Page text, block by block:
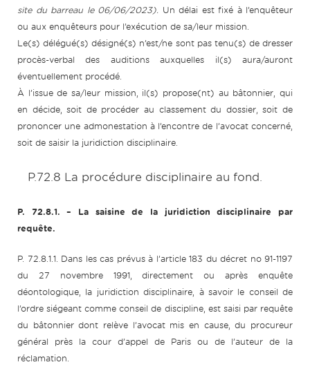
site du barreau le 06/06/2023). Un délai est fixé à l’enquêteur
ou aux enquêteurs pour l’exécution de sa/leur mission.
Le(s) délégué(s) désigné(s) n’est/ne sont pas tenu(s) de dresser
procès-verbal des auditions auxquelles il(s) aura/auront
éventuellement procédé.
À l’issue de sa/leur mission, il(s) propose(nt) au bâtonnier, qui
en décide, soit de procéder au classement du dossier, soit de
prononcer une admonestation à l’encontre de l’avocat concerné,
soit de saisir la juridiction disciplinaire.
P.72.8 La procédure disciplinaire au fond.
P. 72.8.1.
– La saisine de la juridiction disciplinaire par
requête.
P. 72.8.1.1. Dans les cas prévus à l’article 183 du décret no 91-1197
du 27 novembre 1991, directement ou après enquête
déontologique, la juridiction disciplinaire, à savoir le conseil de
l’ordre siégeant comme conseil de discipline, est saisi par requête
du bâtonnier dont relève l’avocat mis en cause, du procureur
général près la cour d’appel de Paris ou de l’auteur de la
réclamation.